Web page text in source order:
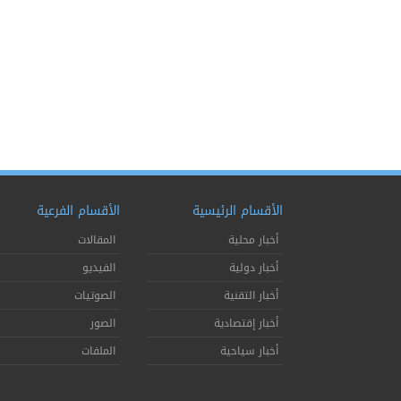
الأقسام الرئيسية
أخبار محلية
أخبار دولية
أخبار التقنية
أخبار إقتصادية
أخبار سياحية
الأقسام الفرعية
المقالات
الفيديو
الصوتيات
الصور
الملفات